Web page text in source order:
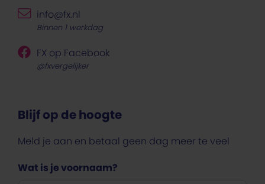
Blijf op de hoogte
Meld je aan en betaal geen dag meer te veel
Wat is je voornaam?
info@fx.nl
Binnen 1 werkdag
FX op Facebook
@fxvergelijker